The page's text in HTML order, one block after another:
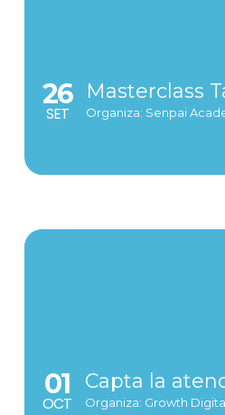
26
SET Organiza: Senpai
01
OCT Organiza: Growth